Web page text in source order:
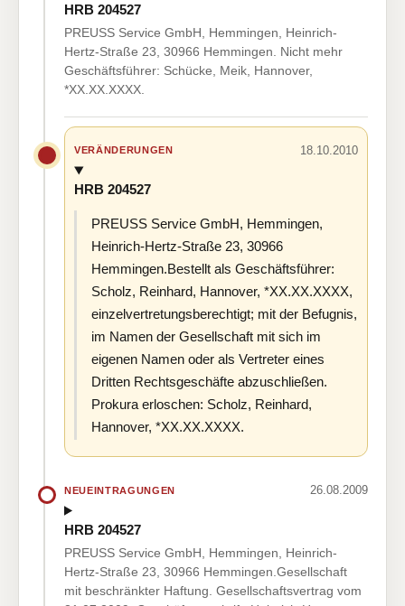
HRB 204527
PREUSS Service GmbH, Hemmingen, Heinrich-
Hertz-Straße 23, 30966 Hemmingen. Nicht mehr
Geschäftsführer: Schücke, Meik, Hannover,
*XX.XX.XXXX.
VERÄNDERUNGEN 18.10.2010
HRB 204527
PREUSS Service GmbH, Hemmingen,
Heinrich-Hertz-Straße 23, 30966
Hemmingen.Bestellt als Geschäftsführer:
Scholz, Reinhard, Hannover, *XX.XX.XXXX,
einzelvertretungsberechtigt; mit der Befugnis,
im Namen der Gesellschaft mit sich im
eigenen Namen oder als Vertreter eines
Dritten Rechtsgeschäfte abzuschließen.
Prokura erloschen: Scholz, Reinhard,
Hannover, *XX.XX.XXXX.
NEUEINTRAGUNGEN 26.08.2009
HRB 204527
PREUSS Service GmbH, Hemmingen, Heinrich-
Hertz-Straße 23, 30966 Hemmingen.Gesellschaft
mit beschränkter Haftung. Gesellschaftsvertrag vom